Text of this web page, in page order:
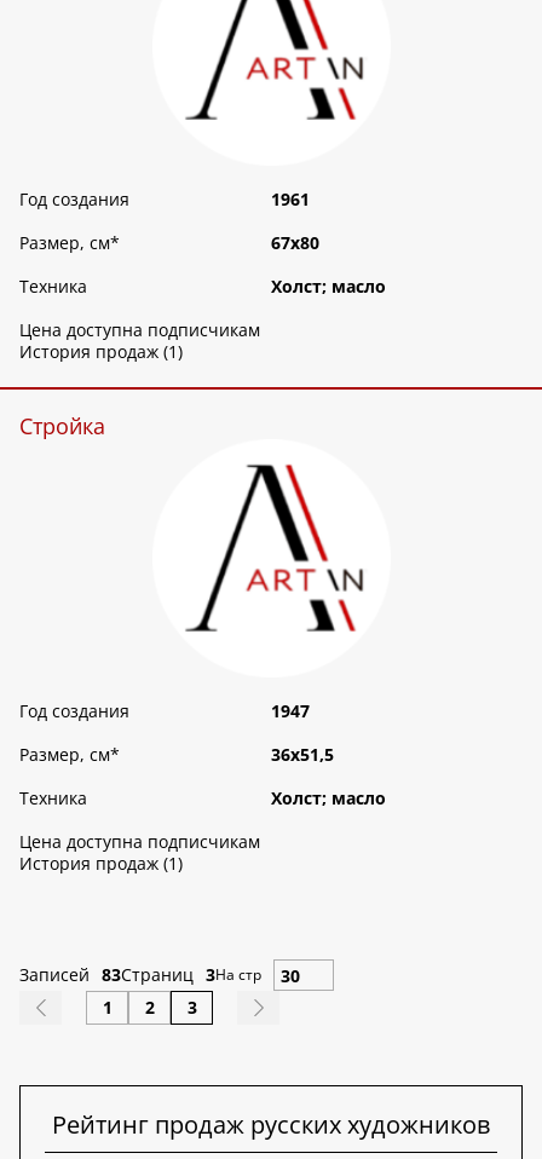
Год создания
1961
Размер, см*
67х80
Техника
Холст; масло
Цена доступна подписчикам
История продаж (1)
Стройка
Год создания
1947
Размер, см*
36х51,5
Техника
Холст; масло
Цена доступна подписчикам
История продаж (1)
Записей 83Страниц 3На стр
1 2 3
Рейтинг продаж русских художников